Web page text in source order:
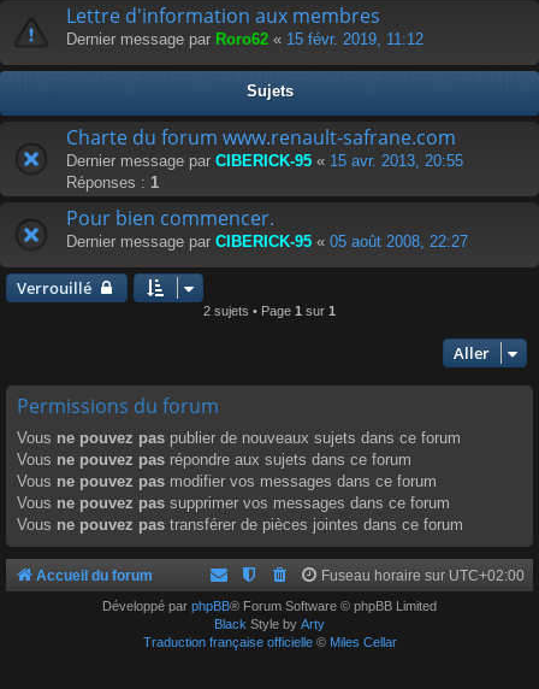
Lettre d'information aux membres
Dernier message par Roro62 « 15 févr. 2019, 11:12
Sujets
Charte du forum www.renault-safrane.com
Dernier message par CIBERICK-95 « 15 avr. 2013, 20:55
Réponses : 1
Pour bien commencer.
Dernier message par CIBERICK-95 « 05 août 2008, 22:27
Verrouillé
2 sujets • Page 1 sur 1
Aller
Permissions du forum
Vous ne pouvez pas publier de nouveaux sujets dans ce forum
Vous ne pouvez pas répondre aux sujets dans ce forum
Vous ne pouvez pas modifier vos messages dans ce forum
Vous ne pouvez pas supprimer vos messages dans ce forum
Vous ne pouvez pas transférer de pièces jointes dans ce forum
Accueil du forum Fuseau horaire sur UTC+02:00
Développé par phpBB® Forum Software © phpBB Limited
Black Style by Arty
Traduction française officielle© Miles Cellar